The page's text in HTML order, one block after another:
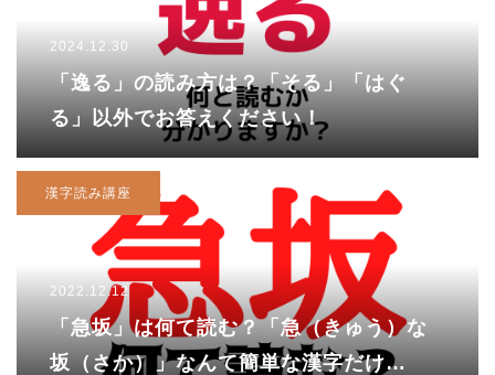
2024.12.30
「逸る」の読み方は？「そる」「はぐ
る」以外でお答えください！
漢字読み講座
2022.12.12
「急坂」は何て読む？「急（きゅう）な
坂（さか）」なんて簡単な漢字だけ